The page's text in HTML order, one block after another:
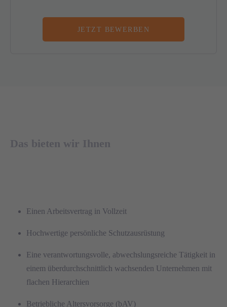
JETZT BEWERBEN
Das bieten wir Ihnen
Einen Arbeitsvertrag in Vollzeit
Hochwertige persönliche Schutzausrüstung
Eine verantwortungsvolle, abwechslungsreiche Tätigkeit in
einem überdurchschnittlich wachsenden Unternehmen mit
flachen Hierarchien
Betriebliche Altersvorsorge (bAV)